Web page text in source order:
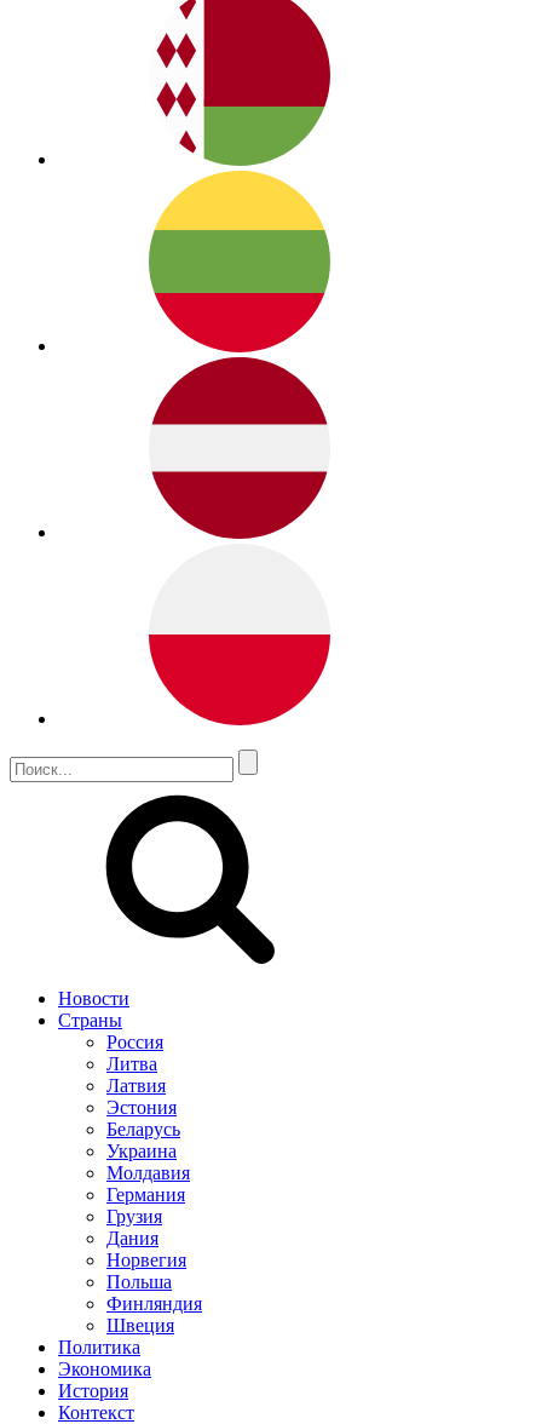
Новости
Страны
Россия
Литва
Латвия
Эстония
Беларусь
Украина
Молдавия
Германия
Грузия
Дания
Норвегия
Польша
Финляндия
Швеция
Политика
Экономика
История
Контекст